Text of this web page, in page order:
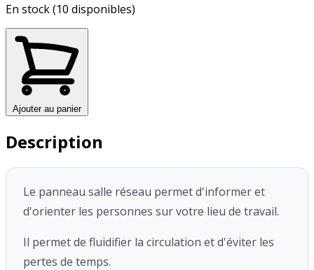
En stock (10 disponibles)
Ajouter au panier
Description
Le panneau salle réseau permet d'informer et
d'orienter les personnes sur votre lieu de travail.
Il permet de fluidifier la circulation et d'éviter les
pertes de temps.